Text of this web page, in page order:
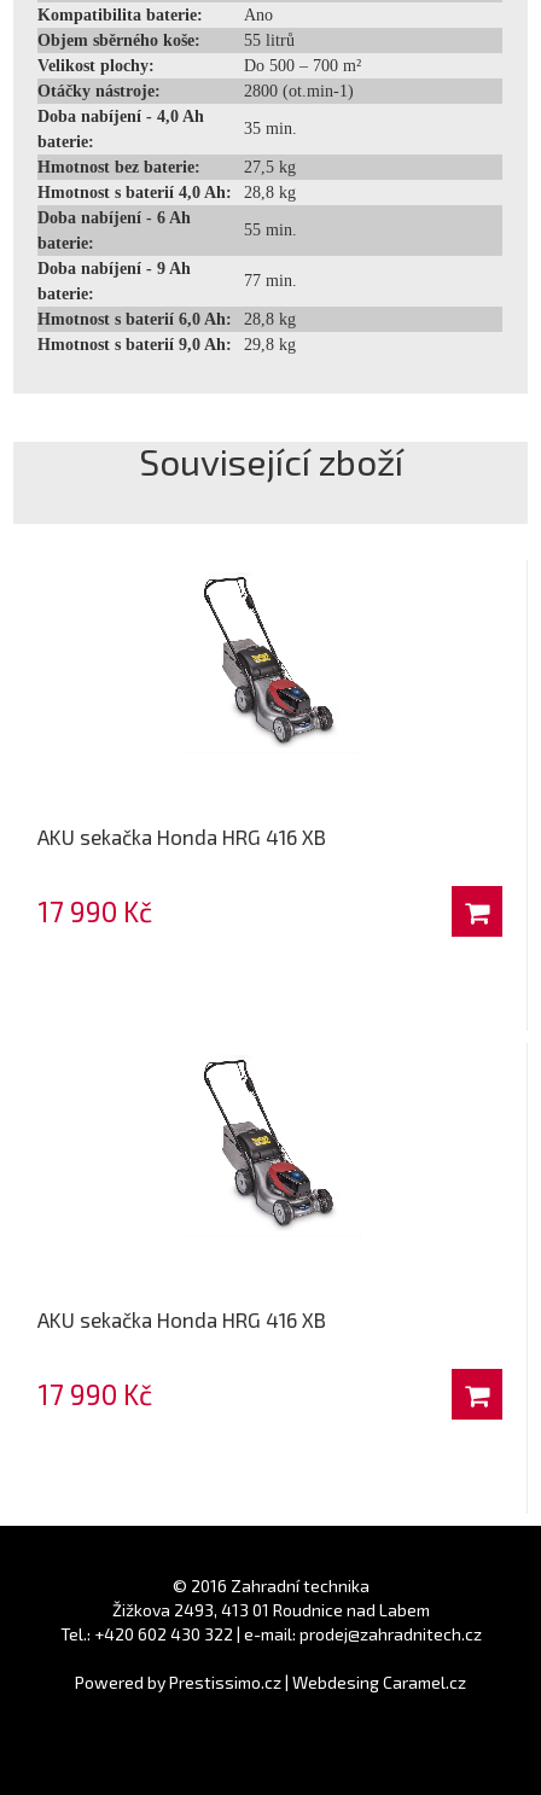
Kompatibilita baterie:
Ano
Objem sběrného koše:
55 litrů
Velikost plochy:
Do 500 – 700 m²
Otáčky nástroje:
2800 (ot.min-1)
Doba nabíjení - 4,0 Ah
baterie:
35 min.
Hmotnost bez baterie:
27,5 kg
Hmotnost s baterií 4,0 Ah:
28,8 kg
Doba nabíjení - 6 Ah
baterie:
55 min.
Doba nabíjení - 9 Ah
baterie:
77 min.
Hmotnost s baterií 6,0 Ah:
28,8 kg
Hmotnost s baterií 9,0 Ah:
29,8 kg
Související zboží
AKU sekačka Honda HRG 416 XB
17 990 Kč
AKU sekačka Honda HRG 416 XB
17 990 Kč
© 2016 Zahradní technika
Žižkova 2493, 413 01 Roudnice nad Labem
Tel.: +420 602 430 322 | e-mail: prodej@zahradnitech.cz
Powered byPrestissimo.cz| Webdesing Caramel.cz